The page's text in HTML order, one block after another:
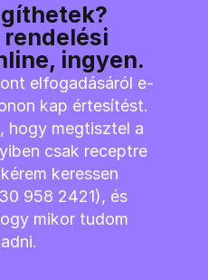
rendelési
ingyen.
elfogadásáról e-
kap értesítést.
hogy megtisztel a
csak receptre
keressen
958 2421), és
mikor tudom